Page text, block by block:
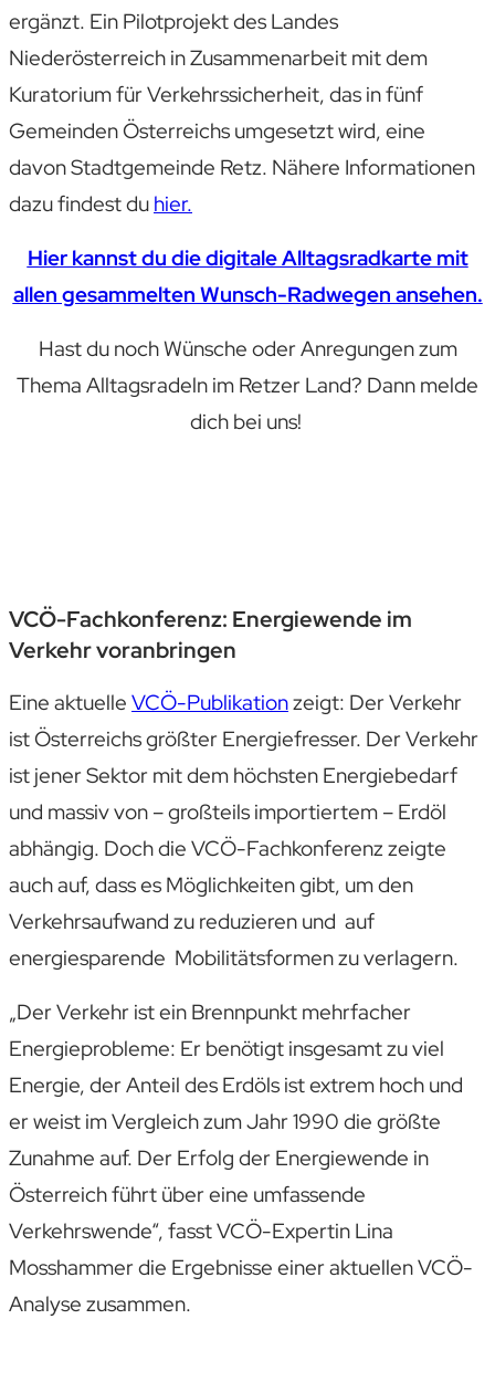
ergänzt. Ein Pilotprojekt des Landes
Niederösterreich in Zusammenarbeit mit dem
Kuratorium für Verkehrssicherheit, das in fünf
Gemeinden Österreichs umgesetzt wird, eine
davon Stadtgemeinde Retz. Nähere Informationen
dazu findest du hier.
Hier kannst du die digitale Alltagsradkarte mit
allen gesammelten Wunsch-Radwegen ansehen.
Hast du noch Wünsche oder Anregungen zum
Thema Alltagsradeln im Retzer Land? Dann melde
dich bei uns!
VCÖ-Fachkonferenz: Energiewende im
Verkehr voranbringen
Eine aktuelle VCÖ-Publikationzeigt: Der Verkehr
ist Österreichs größter Energiefresser. Der Verkehr
ist jener Sektor mit dem höchsten Energiebedarf
und massiv von – großteils importiertem – Erdöl
abhängig. Doch die VCÖ-Fachkonferenz zeigte
auch auf, dass es Möglichkeiten gibt, um den
Verkehrsaufwand zu reduzieren und auf
energiesparende Mobilitätsformen zu verlagern.
„Der Verkehr ist ein Brennpunkt mehrfacher
Energieprobleme: Er benötigt insgesamt zu viel
Energie, der Anteil des Erdöls ist extrem hoch und
er weist im Vergleich zum Jahr 1990 die größte
Zunahme auf. Der Erfolg der Energiewende in
Österreich führt über eine umfassende
Verkehrswende“, fasst VCÖ-Expertin Lina
Mosshammer die Ergebnisse einer aktuellen VCÖ-
Analyse zusammen.